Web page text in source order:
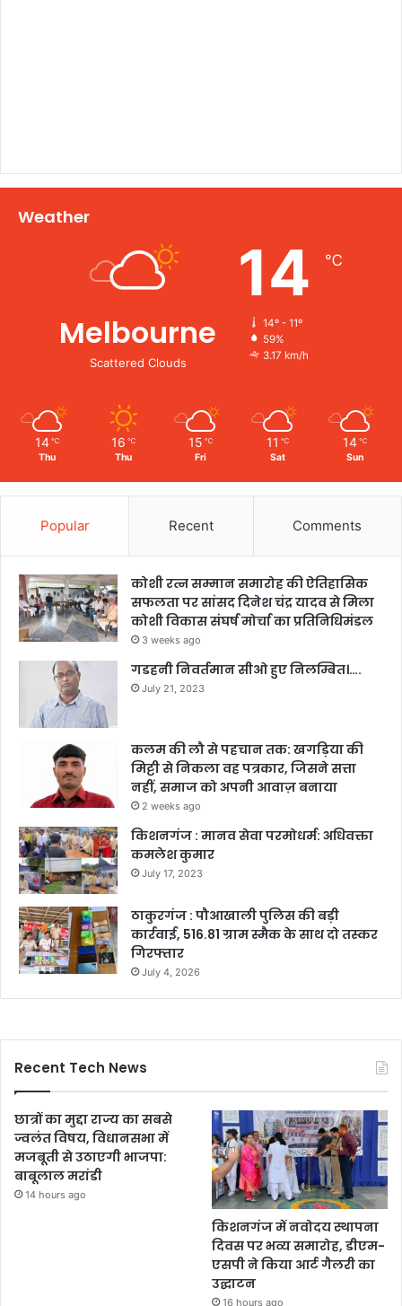
Weather
Melbourne
Scattered Clouds
14 ℃
14º - 11º
59%
3.17 km/h
14 ℃
Thu
16 ℃
Thu
15 ℃
Fri
11 ℃
Sat
14 ℃
Sun
Popular Recent Comments
कोशी रत्न सम्मान समारोह की ऐतिहासिक
सफलता पर सांसद दिनेश चंद्र यादव से मिला
कोशी विकास संघर्ष मोर्चा का प्रतिनिधिमंडल
3 weeks ago
गडहनी निवर्तमान सीओ हुए निलम्बित।….
July 21, 2023
कलम की लौ से पहचान तक: खगड़िया की
मिट्टी से निकला वह पत्रकार, जिसने सत्ता
नहीं, समाज को अपनी आवाज़ बनाया
2 weeks ago
किशनगंज : मानव सेवा परमोधर्म: अधिवक्ता
कमलेश कुमार
July 17, 2023
ठाकुरगंज : पौआखाली पुलिस की बड़ी
कार्रवाई, 516.81 ग्राम स्मैक के साथ दो तस्कर
गिरफ्तार
July 4, 2026
Recent Tech News
छात्रों का मुद्दा राज्य का सबसे
ज्वलंत विषय, विधानसभा में
मजबूती से उठाएगी भाजपा:
बाबूलाल मरांडी
14 hours ago
किशनगंज में नवोदय स्थापना
दिवस पर भव्य समारोह, डीएम-
एसपी ने किया आर्ट गैलरी का
उद्घाटन
16 hours ago